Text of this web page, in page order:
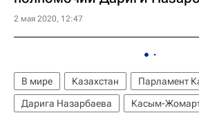
2 мая 2020, 12:47
В мире Казахстан
Парламент
Дарига Назарбаева
Касым-